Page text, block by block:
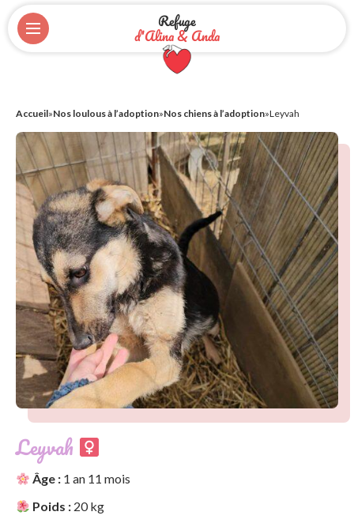
Refuge
d'Alina & Anda
Accueil»Nos loulous à l’adoption»Nos chiens à l’adoption»Leyvah
Leyvah
Âge : 1 an 11 mois
Poids : 20 kg